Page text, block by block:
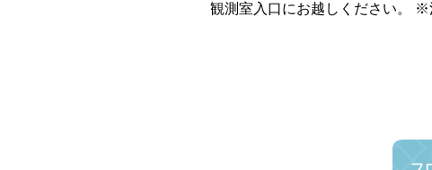
観測室入口にお越しください。 ※